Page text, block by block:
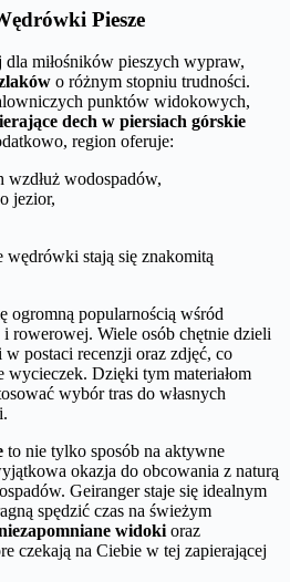
Piesze
miłośników pieszych wypraw,
o różnym stopniu trudności.
punktów widokowych,
dech w piersiach górskie
region oferuje:
wzdłuż wodospadów,
jezior,
wędrówki stają się znakomitą
ogromną popularnością wśród
rowerowej. Wiele osób chętnie dzieli
postaci recenzji oraz zdjęć, co
wycieczek. Dzięki tym materiałom
wybór tras do własnych
to nie tylko sposób na aktywne
okazja do obcowania z naturą
Geiranger staje się idealnym
spędzić czas na świeżym
widoki oraz
czekają na Ciebie w tej zapierającej